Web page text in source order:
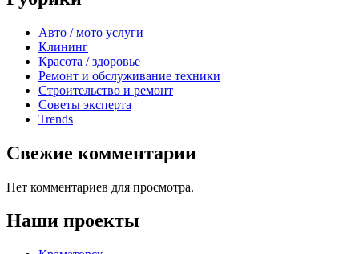
Авто / мото услуги
Клининг
Красота / здоровье
Ремонт и обслуживание техники
Строительство и ремонт
Советы эксперта
Trends
Свежие комментарии
Нет комментариев для просмотра.
Наши проекты